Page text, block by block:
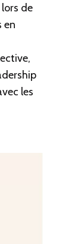
de
en
les